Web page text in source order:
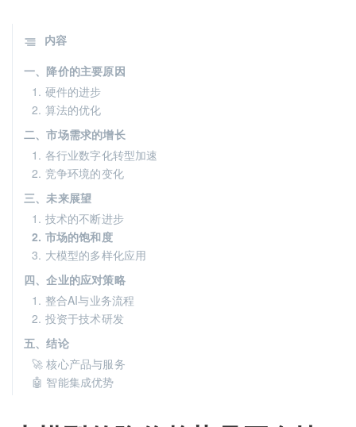
内容
一、降价的主要原因
1. 硬件的进步
2. 算法的优化
二、市场需求的增长
1. 各行业数字化转型加速
2. 竞争环境的变化
三、未来展望
1. 技术的不断进步
2. 市场的饱和度
3. 大模型的多样化应用
四、企业的应对策略
1. 整合AI与业务流程
2. 投资于技术研发
五、结论
🚀 核心产品与服务
🤖 智能集成优势